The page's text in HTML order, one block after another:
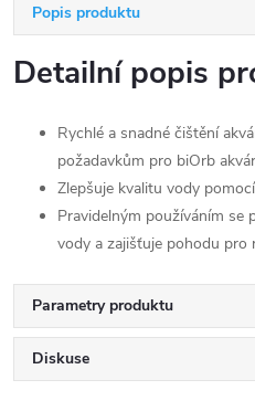
Popis produktu
Detailní popis
Rychlé a snadné čištění
požadavkům pro biOrb
Zlepšuje kvalitu vody
Pravidelným používáním se
vody a zajišťuje pohodu pro
Parametry produktu
Diskuse